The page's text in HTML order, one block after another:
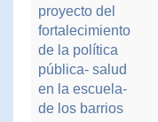
proyecto del
fortalecimiento
de la política
pública- salud
en la escuela-
de los barrios